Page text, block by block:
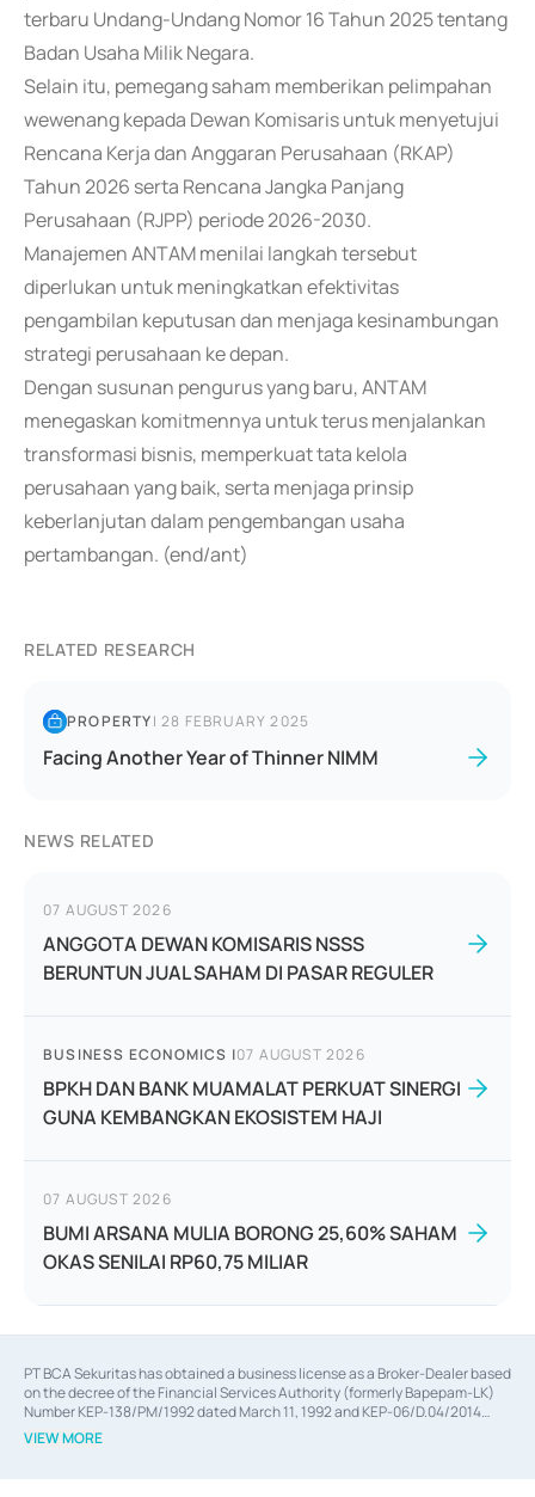
terbaru Undang-Undang Nomor 16 Tahun 2025 tentang
Badan Usaha Milik Negara.
Selain itu, pemegang saham memberikan pelimpahan
wewenang kepada Dewan Komisaris untuk menyetujui
Rencana Kerja dan Anggaran Perusahaan (RKAP)
Tahun 2026 serta Rencana Jangka Panjang
Perusahaan (RJPP) periode 2026-2030.
Manajemen ANTAM menilai langkah tersebut
diperlukan untuk meningkatkan efektivitas
pengambilan keputusan dan menjaga kesinambungan
strategi perusahaan ke depan.
Dengan susunan pengurus yang baru, ANTAM
menegaskan komitmennya untuk terus menjalankan
transformasi bisnis, memperkuat tata kelola
perusahaan yang baik, serta menjaga prinsip
keberlanjutan dalam pengembangan usaha
pertambangan. (end/ant)
RELATED RESEARCH
PROPERTY|28 FEBRUARY 2025
Facing Another Year of Thinner NIMM
NEWS RELATED
07 AUGUST 2026
ANGGOTA DEWAN KOMISARIS NSSS
BERUNTUN JUAL SAHAM DI PASAR REGULER
BUSINESS ECONOMICS |07 AUGUST 2026
BPKH DAN BANK MUAMALAT PERKUAT SINERGI
GUNA KEMBANGKAN EKOSISTEM HAJI
07 AUGUST 2026
BUMI ARSANA MULIA BORONG 25,60% SAHAM
OKAS SENILAI RP60,75 MILIAR
PT BCA Sekuritas has obtained a business license as a Broker-Dealer based
on the decree of the Financial Services Authority (formerly Bapepam-LK)
Number KEP-138/PM/1992 dated March 11, 1992 and KEP-06/D.04/2014
dated February 28, 2014, a business license as an Underwriter based on the
decree of the Financial Services Authority Number KEP-12/PM/PEE/1997
VIEW MORE